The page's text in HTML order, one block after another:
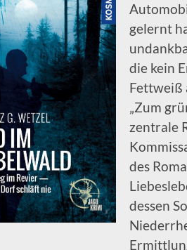
gelernt
die kein
Fettweiß
„Zum
zentrale
des
dessen